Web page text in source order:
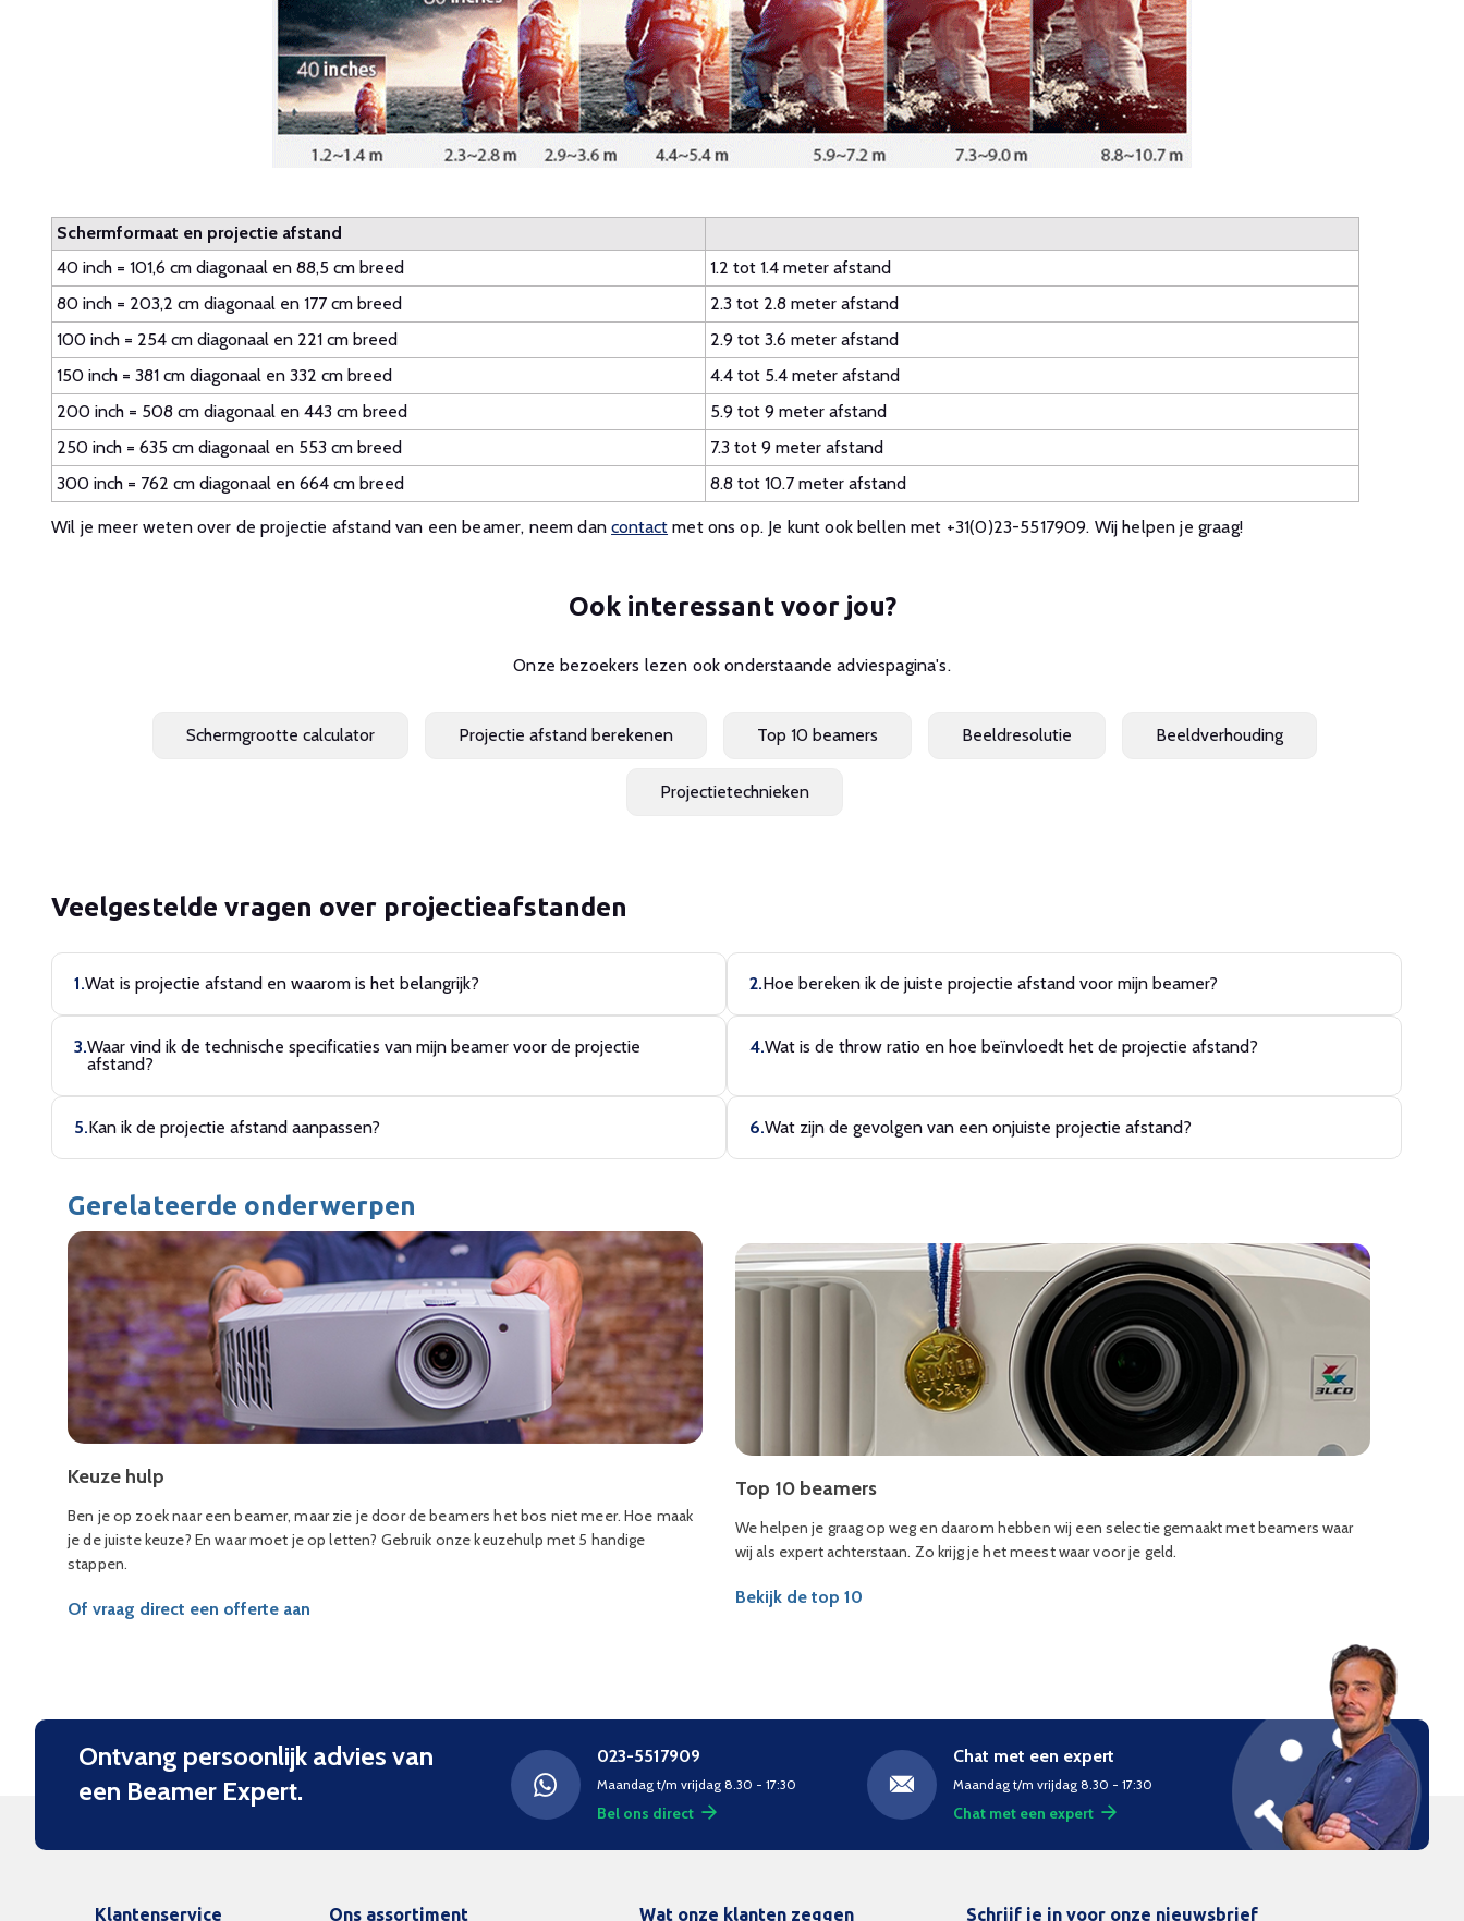
Schermformaat en projectie afstand
40 inch = 101,6 cm diagonaal en 88,5 cm breed
1.2 tot 1.4 meter afstand
80 inch = 203,2 cm diagonaal en 177 cm breed
2.3 tot 2.8 meter afstand
100 inch = 254 cm diagonaal en 221 cm breed
2.9 tot 3.6 meter afstand
150 inch = 381 cm diagonaal en 332 cm breed
4.4 tot 5.4 meter afstand
200 inch = 508 cm diagonaal en 443 cm breed
5.9 tot 9 meter afstand
250 inch = 635 cm diagonaal en 553 cm breed
7.3 tot 9 meter afstand
300 inch = 762 cm diagonaal en 664 cm breed
8.8 tot 10.7 meter afstand
Wil je meer weten over de projectie afstand van een beamer, neem dancontact met ons op. Je kunt ook bellen met +31(0)23-5517909. Wij helpen je graag!
Ook interessant voor jou?
Onze bezoekers lezen ook onderstaande adviespagina's.
Schermgrootte calculator Projectie afstand berekenen Top 10 beamers Beeldresolutie Beeldverhouding
Projectietechnieken
Veelgestelde vragen over projectieafstanden
Wat is projectie afstand en waarom is het belangrijk? Hoe bereken ik de juiste projectie afstand voor mijn beamer?
Waar vind ik de technische specificaties van mijn beamer voor de projectie
afstand?
Wat is de throw ratio en hoe beïnvloedt het de projectie afstand?
Kan ik de projectie afstand aanpassen? Wat zijn de gevolgen van een onjuiste projectie afstand?
Gerelateerde onderwerpen
Keuze hulp
Ben je op zoek naar een beamer, maar zie je door de beamers het bos niet meer. Hoe maak
je de juiste keuze? En waar moet je op letten? Gebruik onze keuzehulp met 5 handige
stappen.
Of vraag direct een offerte aan
Top 10 beamers
We helpen je graag op weg en daarom hebben wij een selectie gemaakt met beamers waar
wij als expert achterstaan. Zo krijg je het meest waar voor je geld.
Bekijk de top 10
Ontvang persoonlijk advies van
een Beamer Expert.
023-5517909
Maandag t/m vrijdag 8.30 - 17:30
Bel ons direct
Chat met een expert
Maandag t/m vrijdag 8.30 - 17:30
Chat met een expert
Klantenservice Ons assortiment Wat onze klanten zeggen Schrijf je in voor onze nieuwsbrief